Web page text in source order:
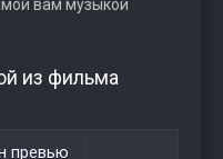
вам музыкой
из фильма
превью